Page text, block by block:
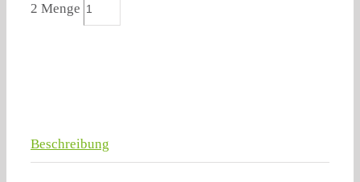
2 Menge
Beschreibung